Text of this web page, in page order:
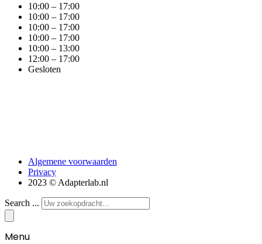
10:00 – 17:00
10:00 – 17:00
10:00 – 17:00
10:00 – 17:00
10:00 – 13:00
12:00 – 17:00
Gesloten
Algemene voorwaarden
Privacy
2023 © Adapterlab.nl
Search ...
Menu